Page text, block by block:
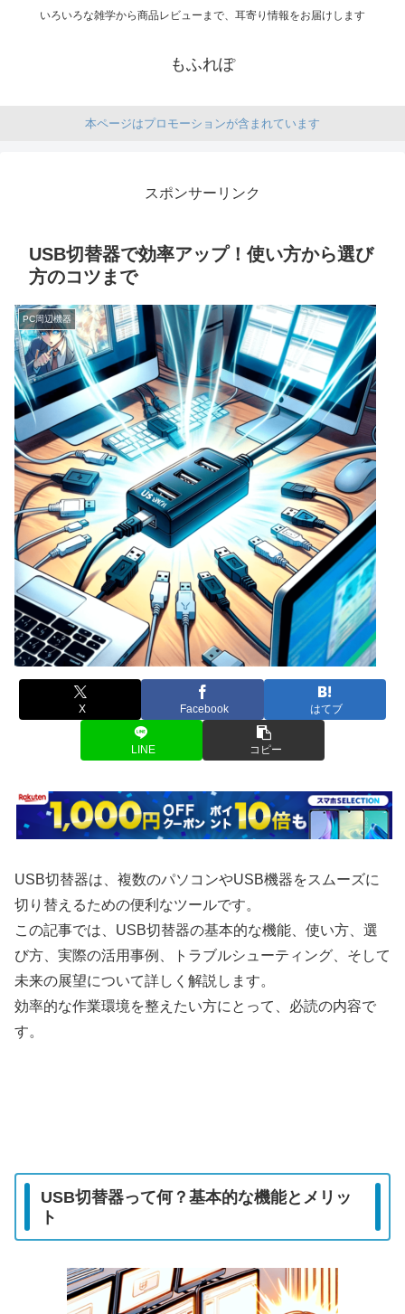
いろいろな雑学から商品レビューまで、耳寄り情報をお届けします
もふれぽ
本ページはプロモーションが含まれています
スポンサーリンク
USB切替器で効率アップ！使い方から選び
方のコツまで
PC周辺機器
X Facebook はてブ
LINE コピー
USB切替器は、複数のパソコンやUSB機器をスムーズに
切り替えるための便利なツールです。
この記事では、USB切替器の基本的な機能、使い方、選
び方、実際の活用事例、トラブルシューティング、そして
未来の展望について詳しく解説します。
効率的な作業環境を整えたい方にとって、必読の内容で
す。
USB切替器って何？基本的な機能とメリッ
ト